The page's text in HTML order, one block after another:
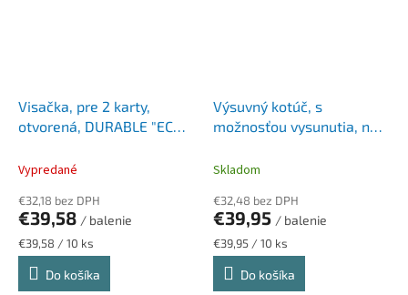
Visačka, pre 2 karty,
otvorená, DURABLE "ECO",
Vypredané
€32,18 bez DPH
€39,58 / balenie
Jednotková
cena:
€39,58 / 10 ks
Do košíka
Výsuvný kotúč, s
možnosťou vysunutia, na
čierna
Skladom
€32,48 bez DPH
€39,95 / balenie
Jednotková
cena:
€39,95 / 10 ks
Do košíka